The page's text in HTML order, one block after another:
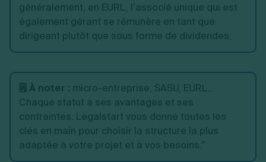
généralement, en EURL, l’associé unique qui est
également gérant se rémunère en tant que
dirigeant plutôt que sous forme de dividendes.
🗒️ À noter : micro-entreprise, SASU, EURL...
Chaque statut a ses avantages et ses
contraintes. Legalstart vous donne toutes les
clés en main pour choisir la structure la plus
adaptée à votre projet et à vos besoins."